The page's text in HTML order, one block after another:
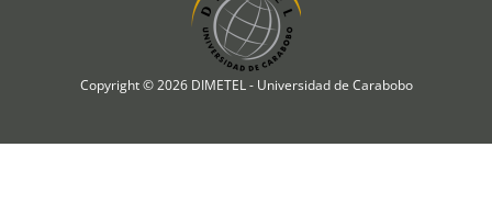
Copyright © 2026 DIMETEL - Universidad de Carabobo